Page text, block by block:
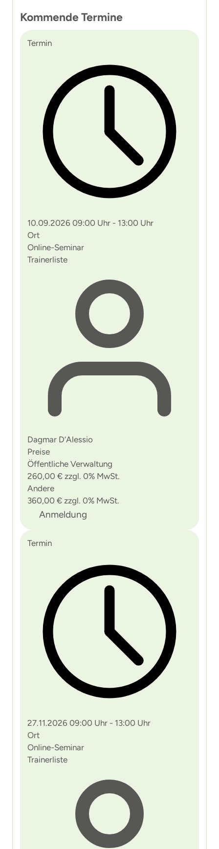
Kommende Termine
Termin
10.09.2026 09:00 Uhr - 13:00 Uhr
Ort
Online-Seminar
Trainerliste
Dagmar D’Alessio
Preise
Öffentliche Verwaltung
260,00 € zzgl. 0% MwSt.
Andere
360,00 € zzgl. 0% MwSt.
Anmeldung
Termin
27.11.2026 09:00 Uhr - 13:00 Uhr
Ort
Online-Seminar
Trainerliste